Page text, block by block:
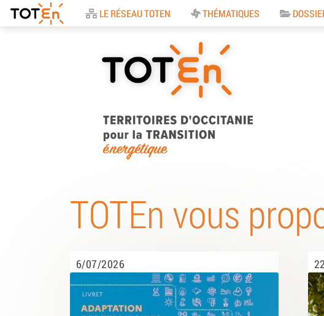
Accueil
LE RÉSEAU TOTEN THÉMATIQUES
Territoires d’Occitanie
pour la Transition
Energétique
TOTEn vous
6/07/2026